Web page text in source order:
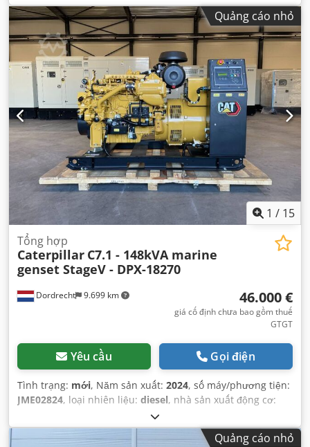
Quảng cáo nhỏ
1 / 15
Dordrecht 9.699 km
Tổng hợp
Caterpillar C7.1 - 148kVA marine
genset StageV - DPX-18270
46.000 €
giá cố định chưa bao gồm thuế
GTGT
Yêu cầu Gọi điện
Tình trạng: mới, Năm sản xuất: 2024, số máy/phương tiện:
JME02824, loại nhiên liệu: diesel, nhà sản xuất động cơ:
Quảng cáo nhỏ